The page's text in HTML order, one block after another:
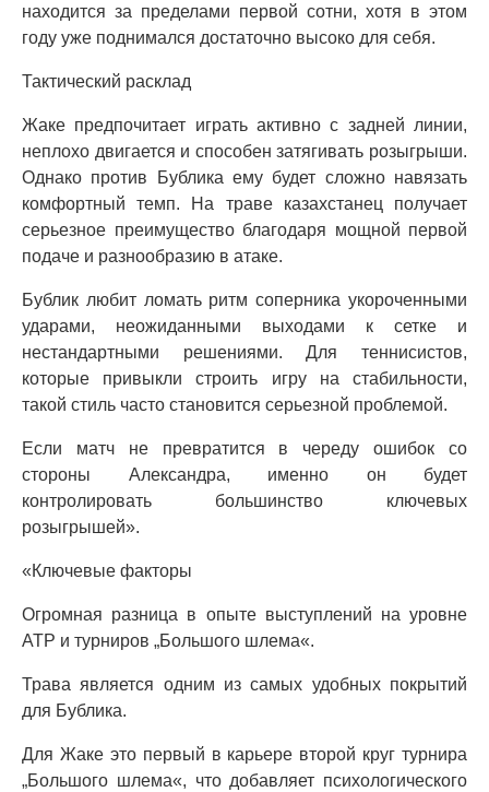
находится за пределами первой сотни, хотя в этом
году уже поднимался достаточно высоко для себя.
Тактический расклад
Жаке предпочитает играть активно с задней линии,
неплохо двигается и способен затягивать розыгрыши.
Однако против Бублика ему будет сложно навязать
комфортный темп. На траве казахстанец получает
серьезное преимущество благодаря мощной первой
подаче и разнообразию в атаке.
Бублик любит ломать ритм соперника укороченными
ударами, неожиданными выходами к сетке и
нестандартными решениями. Для теннисистов,
которые привыкли строить игру на стабильности,
такой стиль часто становится серьезной проблемой.
Если матч не превратится в череду ошибок со
стороны Александра, именно он будет
контролировать большинство ключевых
розыгрышей».
«Ключевые факторы
Огромная разница в опыте выступлений на уровне
ATP и турниров „Большого шлема«.
Трава является одним из самых удобных покрытий
для Бублика.
Для Жаке это первый в карьере второй круг турнира
„Большого шлема«, что добавляет психологического